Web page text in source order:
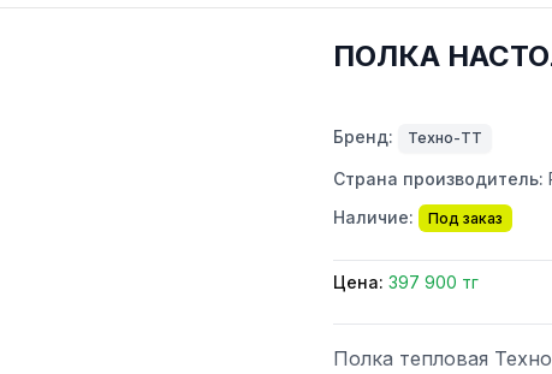
ПОЛКА
Бренд: Техно-ТТ
Страна производитель:
Наличие:
Под заказ
Цена: 397 900 тг
Полка тепловая